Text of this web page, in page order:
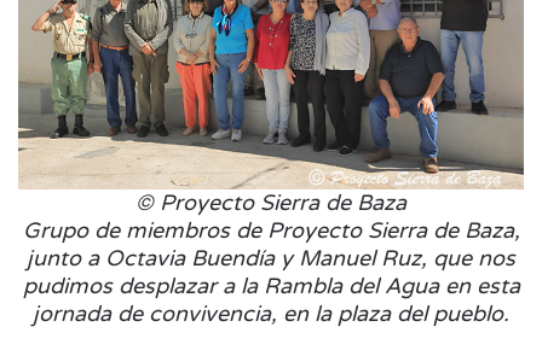
© Proyecto Sierra de Baza
Grupo de miembros de Proyecto Sierra de Baza,
junto a Octavia Buendía y Manuel Ruz, que nos
pudimos desplazar a la Rambla del Agua en esta
jornada de convivencia, en la plaza del pueblo.